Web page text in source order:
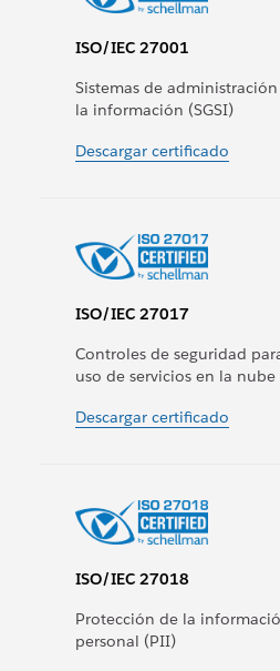
ISO/IEC 27001
Sistemas de
la información (SGSI)
Descargar certificado
ISO/IEC 27017
Controles de seguridad
uso de servicios en la nube
Descargar certificado
ISO/IEC 27018
Protección de la
personal (PII)